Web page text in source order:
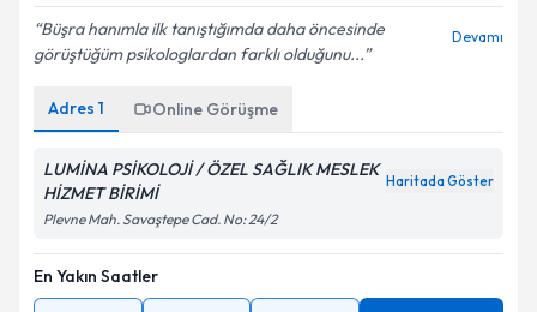
Kişisel verilerimin işlenmesine ilişkinAydınlatma
Metni'ni okudum ve kişisel verilerimin belirtilen
Büşra hanımla ilk tanıştığımda daha öncesinde
görüştüğüm psikologlardan farklı olduğunu...
Devamı
Adres 1 Online Görüşme
LUMİNA PSİKOLOJİ / ÖZEL SAĞLIK MESLEK
HİZMET BİRİMİ
Haritada Göster
Plevne Mah. Savaştepe Cad. No: 24/2
En Yakın Saatler